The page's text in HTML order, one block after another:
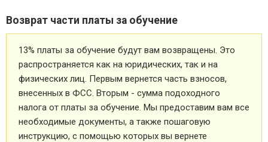
Возврат части платы за обучение
13% платы за обучение будут вам возвращены. Это
распространяется как на юридических, так и на
физических лиц. Первым вернется часть взносов,
внесенных в ФСС. Вторым - сумма подоходного
налога от платы за обучение. Мы предоставим вам все
необходимые документы, а также пошаговую
инструкцию, с помощью которых вы вернете